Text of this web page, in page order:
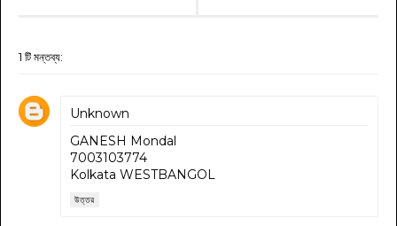
1 টি মন্তব্য:
Unknown
GANESH Mondal
7003103774
Kolkata WESTBANGOL
উত্তর